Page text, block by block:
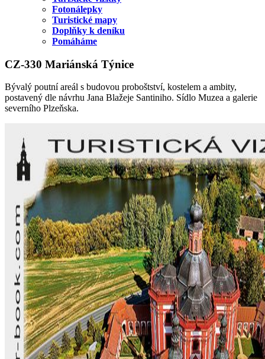
Fotonálepky
Turistické mapy
Doplňky k deníku
Pomáháme
CZ-330 Mariánská Týnice
Bývalý poutní areál s budovou proboštství, kostelem a ambity,
postavený dle návrhu Jana Blažeje Santiniho. Sídlo Muzea a galerie
severního Plzeňska.